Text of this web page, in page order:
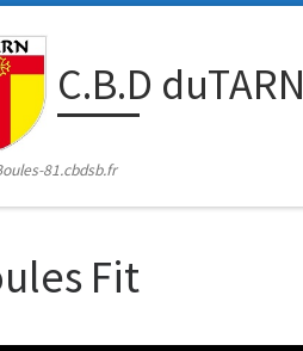
C.B.D duTARN
81.cbdsb.fr
Fit